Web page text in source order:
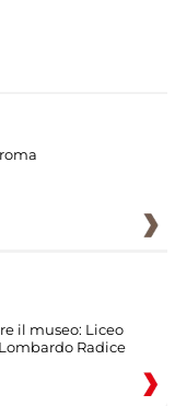
il museo: Liceo
Radice